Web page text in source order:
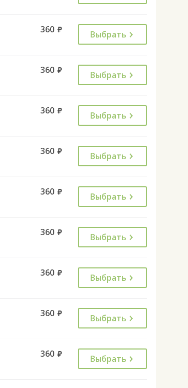
360 руб. Выбрать
360 руб. Выбрать
360 руб. Выбрать
360 руб. Выбрать
360 руб. Выбрать
360 руб. Выбрать
360 руб. Выбрать
360 руб. Выбрать
360 руб. Выбрать